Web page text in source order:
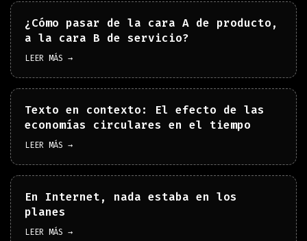
¿Cómo pasar de la cara A de producto,
a la cara B de servicio?
LEER MÁS →
Texto en contexto: El efecto de las
economías circulares en el tiempo
LEER MÁS →
En Internet, nada estaba en los
planes
LEER MÁS →